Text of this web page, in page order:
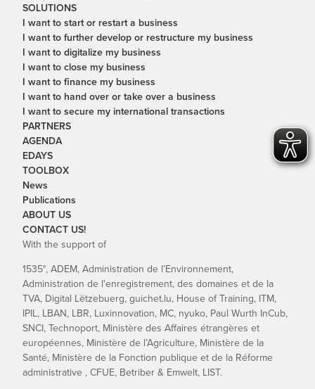
SOLUTIONS
I want to start or restart a business
I want to further develop or restructure my business
I want to digitalize my business
I want to close my business
I want to finance my business
I want to hand over or take over a business
I want to secure my international transactions
PARTNERS
AGENDA
EDAYS
TOOLBOX
News
Publications
ABOUT US
CONTACT US!
With the support of
1535°, ADEM, Administration de l’Environnement,
Administration de l'enregistrement, des domaines et de la
TVA, Digital Lëtzebuerg, guichet.lu, House of Training, ITM,
IPIL, LBAN, LBR, Luxinnovation, MC, nyuko, Paul Wurth InCub,
SNCI, Technoport, Ministère des Affaires étrangères et
européennes, Ministère de l’Agriculture, Ministère de la
Santé, Ministère de la Fonction publique et de la Réforme
administrative , CFUE, Betriber & Emwelt, LIST.